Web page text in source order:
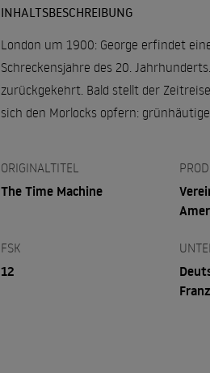
INHALTSBESCHREIBUNG
London um 1900: George erfindet
Schreckensjahre des 20.
zurückgekehrt. Bald stellt der
sich den Morlocks opfern:
ORIGINALTITEL
The Time Machine
FSK
12